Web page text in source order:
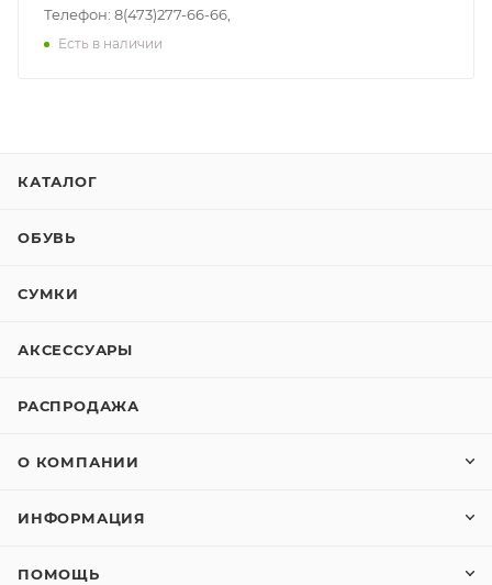
Телефон: 8(473)277-66-66,
Есть в наличии
КАТАЛОГ
ОБУВЬ
СУМКИ
АКСЕССУАРЫ
РАСПРОДАЖА
О КОМПАНИИ
ИНФОРМАЦИЯ
ПОМОЩЬ